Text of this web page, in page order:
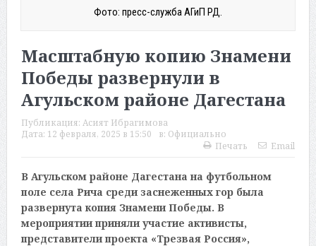
Фото: пресс-служба АГиП РД.
Масштабную копию Знамени
Победы развернули в
Агульском районе Дагестана
Публикация: Асият Ибрагимова
Дата: 12 февраля, 2025 в 15:50 в: Официально
Печать
Email
В Агульском районе Дагестана на футбольном
поле села Рича среди заснеженных гор была
развернута копия Знамени Победы. В
мероприятии приняли участие активисты,
представители проекта «Трезвая Россия»,